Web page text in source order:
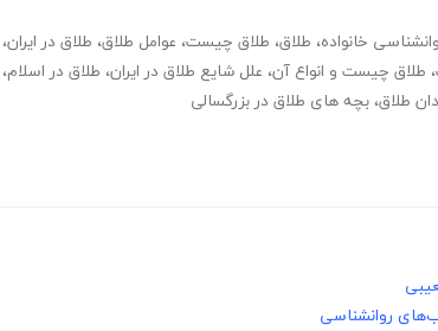
خانواده، طلاق، طلاق چیست، عوامل طلاق، طلاق در ایران،
، طلاق چیست و انواع آن، علل شایع طلاق در ایران، طلاق در اسلام،
طلاق، بچه های طلاق در بزرگسالی
روانشناسی